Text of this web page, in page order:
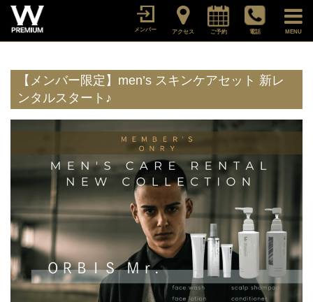
メンバー アクセス ご予約 電話 MENU
【メンバー限定】men’s スキンケアセット 新レ
ンタルスタート♪